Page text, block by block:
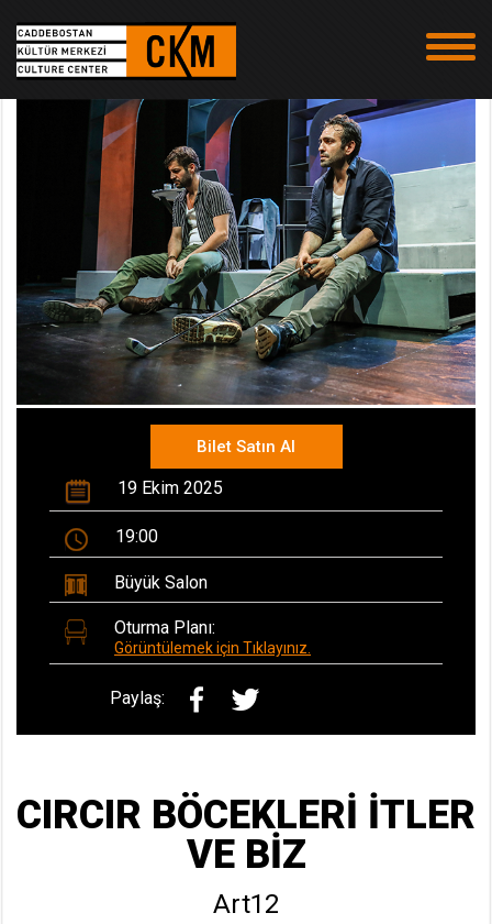
Bilet Satın Al
19 Ekim 2025
19:00
Büyük Salon
Oturma Planı:
Görüntülemek için Tıklayınız.
Paylaş:
CIRCIR BÖCEKLERİ İTLER
VE BİZ
Art12